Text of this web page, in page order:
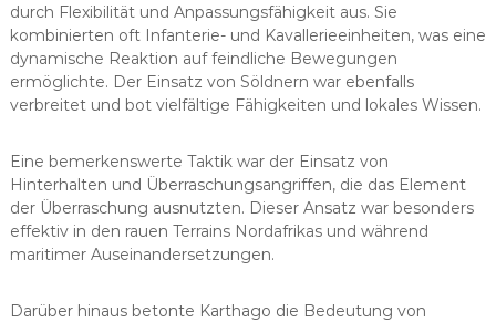
durch Flexibilität und Anpassungsfähigkeit aus. Sie
kombinierten oft Infanterie- und Kavallerieeinheiten, was eine
dynamische Reaktion auf feindliche Bewegungen
ermöglichte. Der Einsatz von Söldnern war ebenfalls
verbreitet und bot vielfältige Fähigkeiten und lokales Wissen.
Eine bemerkenswerte Taktik war der Einsatz von
Hinterhalten und Überraschungsangriffen, die das Element
der Überraschung ausnutzten. Dieser Ansatz war besonders
effektiv in den rauen Terrains Nordafrikas und während
maritimer Auseinandersetzungen.
Darüber hinaus betonte Karthago die Bedeutung von